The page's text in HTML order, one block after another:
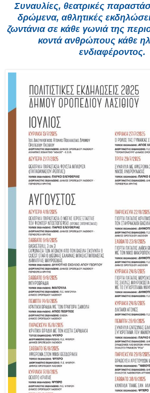
Συναυλίες, θεατρικές
δρώμενα, αθλητικές
ζωντάνια σε κάθε γωνιά της
κοντά ανθρώπους κάθε
ενδιαφέροντος.